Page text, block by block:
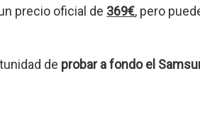
precio oficial de 369€, pero
de probar a fondo el